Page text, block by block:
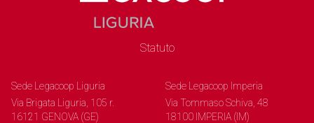
Statuto
Sede Legacoop Liguria
Via Brigata Liguria, 105 r.
16121 GENOVA (GE)
Sede Legacoop Imperia
Via Tommaso Schiva, 48
18100 IMPERIA (IM)